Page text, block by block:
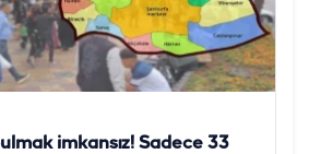
imkansız! Sadece 33